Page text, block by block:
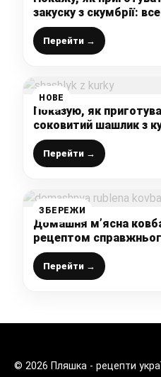
закуску з скумбрії:
подобається всім без
Перейти →
НОВЕ
Показую, як
соковитий шашлик з
лише так, ділюсь
Перейти →
ЗБЕРЕЖИ
Домашня м’ясна
рецептом
точно не купити ні в
Перейти →
© 2026 Пляшка - рецепти